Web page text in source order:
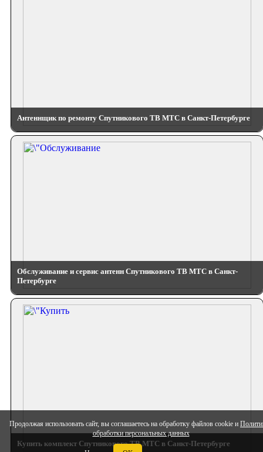
Продолжая использовать сайт, вы соглашаетесь на обработку файлов cookie и
обработки персональных данных
Антеннщик по ремонту Спутникового ТВ МТС в Санкт-Петербурге
Обслуживание и сервис антенн Спутникового ТВ МТС в Санкт-
Петербурге
Купить комплект Спутникового ТВ МТС в Санкт-Петербурге